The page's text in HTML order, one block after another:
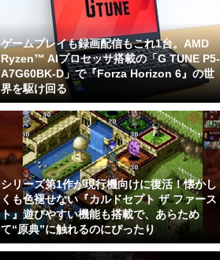
ゲームプレイも録画配信もこれ1台。AMD
Ryzen™ AIプロセッサ搭載の「G TUNE P5-
A7G60BK-D」で『Forza Horizon 6』の世
界を駆け回る
シリーズ第1作が現行機向けに復活！懐かし
くも色褪せない『カルドセプト ザ ファース
ト』遊びやすい機能も搭載で、あらため
て“原典”に触れるのにぴったり